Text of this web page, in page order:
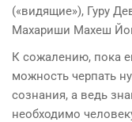
(«видящие»), Гуру
Махариши Махеш
К сожалению, пока
можность черпать
сознания, а ведь
необходимо